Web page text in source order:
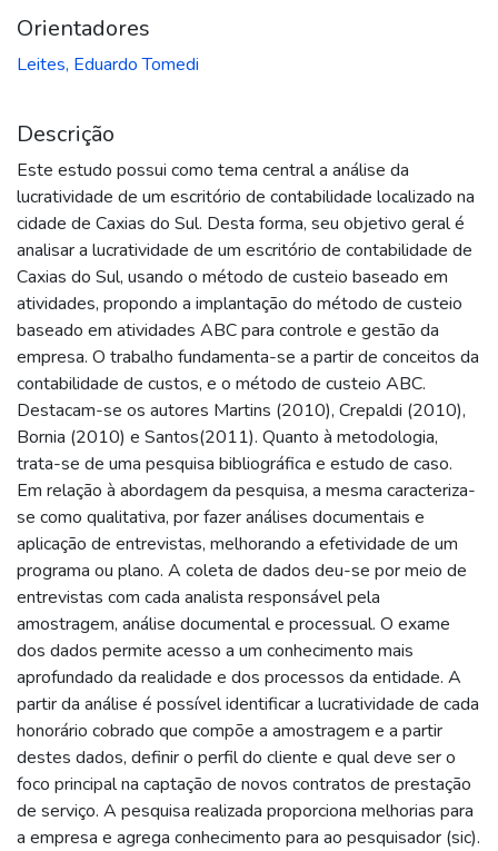
Orientadores
Leites, Eduardo Tomedi
Descrição
Este estudo possui como tema central a análise da
lucratividade de um escritório de contabilidade localizado na
cidade de Caxias do Sul. Desta forma, seu objetivo geral é
analisar a lucratividade de um escritório de contabilidade de
Caxias do Sul, usando o método de custeio baseado em
atividades, propondo a implantação do método de custeio
baseado em atividades ABC para controle e gestão da
empresa. O trabalho fundamenta-se a partir de conceitos da
contabilidade de custos, e o método de custeio ABC.
Destacam-se os autores Martins (2010), Crepaldi (2010),
Bornia (2010) e Santos(2011). Quanto à metodologia,
trata-se de uma pesquisa bibliográfica e estudo de caso.
Em relação à abordagem da pesquisa, a mesma caracteriza-
se como qualitativa, por fazer análises documentais e
aplicação de entrevistas, melhorando a efetividade de um
programa ou plano. A coleta de dados deu-se por meio de
entrevistas com cada analista responsável pela
amostragem, análise documental e processual. O exame
dos dados permite acesso a um conhecimento mais
aprofundado da realidade e dos processos da entidade. A
partir da análise é possível identificar a lucratividade de cada
honorário cobrado que compõe a amostragem e a partir
destes dados, definir o perfil do cliente e qual deve ser o
foco principal na captação de novos contratos de prestação
de serviço. A pesquisa realizada proporciona melhorias para
a empresa e agrega conhecimento para ao pesquisador (sic).